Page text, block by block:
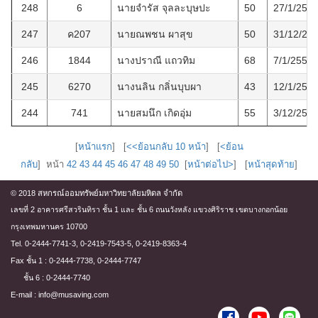
248 6 นายจำรัส จุลละบุษปะ 50 27/1/2557
247 ค207 นายณพชน ผาสุข 50 31/12/
246 1844 นางปราณี แถวทิม 68 7/1/2557
245 6270 นางนลิน กลิ่นบุบผา 43 12/1/2557
244 741 นายสมนึก เกิดอุ่ม 55 3/12/2556
[หน้าแรก] [<<ย้อนกลับ 10 หน้า] [<ย้อน
กลับ] หน้า 42 43 44 45 46 47 48 49 50 [หน้าต่อไป>] [หน้าสุดท้าย]
© 2018 สหกรณ์ออมทรัพย์มหาวิทยาลัยมหิดล จำกัด
เลขที่ 2 อาคารศรีสวรินทิรา ชั้น 1 และ ชั้น 6 ถนนวังหลัง แขวงศิริราช เขตบางกอกน้อย
กรุงเทพมหานคร 10700
Tel. 0-2444-7741-3, 0-2419-7543-5, 0-2419-8363-4
Fax ชั้น 1 : 0-2444-7738, 0-2444-7747
ชั้น 6 : 0-2444-7740
E-mail : info@musaving.com